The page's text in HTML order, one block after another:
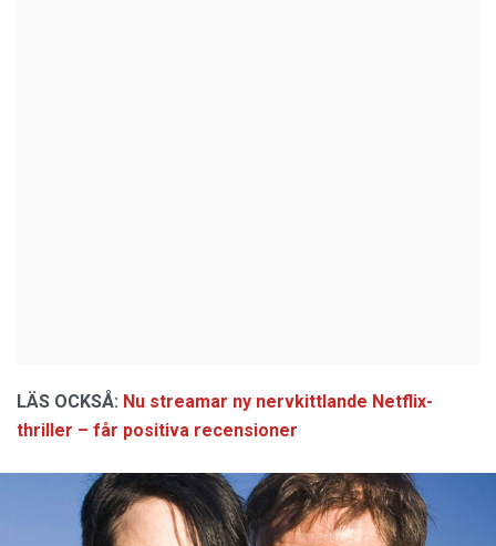
LÄS OCKSÅ: Nu streamar ny nervkittlande Netflix-
thriller – får positiva recensioner